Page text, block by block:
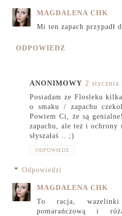
MAGDALENA CHK
Mi ten zapach przypadł
ODPOWIEDZ
ANONIMOWY 2 stycznia
Posiadam ze Flosleku
o smaku / zapachu
Powiem Ci, że są
zapachu, ale też i ochrony
słyszałaś .. ;)
ODPOWIEDZ
Odpowiedzi
MAGDALENA CHK
To racja,
pomarańczową i